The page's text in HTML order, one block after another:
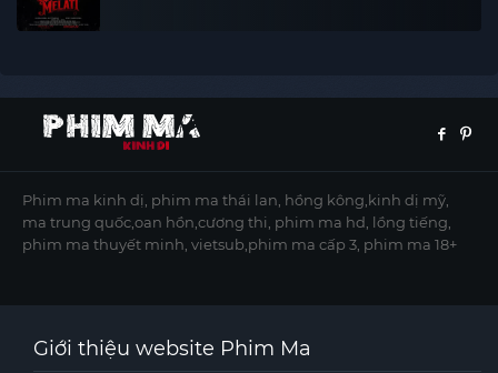
Phim ma kinh dị, phim ma thái lan, hồng kông,kinh dị mỹ,
ma trung quốc,oan hồn,cương thi, phim ma hd, lồng tiếng,
phim ma thuyết minh, vietsub,phim ma cấp 3, phim ma 18+
Giới thiệu website Phim Ma